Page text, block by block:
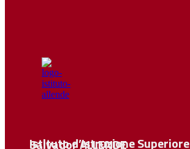
Istituto d’Istruzione Superiore SalvadorALLENDE